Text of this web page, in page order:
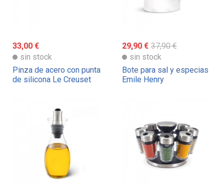
33,00 €
sin stock
Pinza de acero con punta
de silicona Le Creuset
29,90 € 37,90 €
sin stock
Bote para sal y especias
Emile Henry